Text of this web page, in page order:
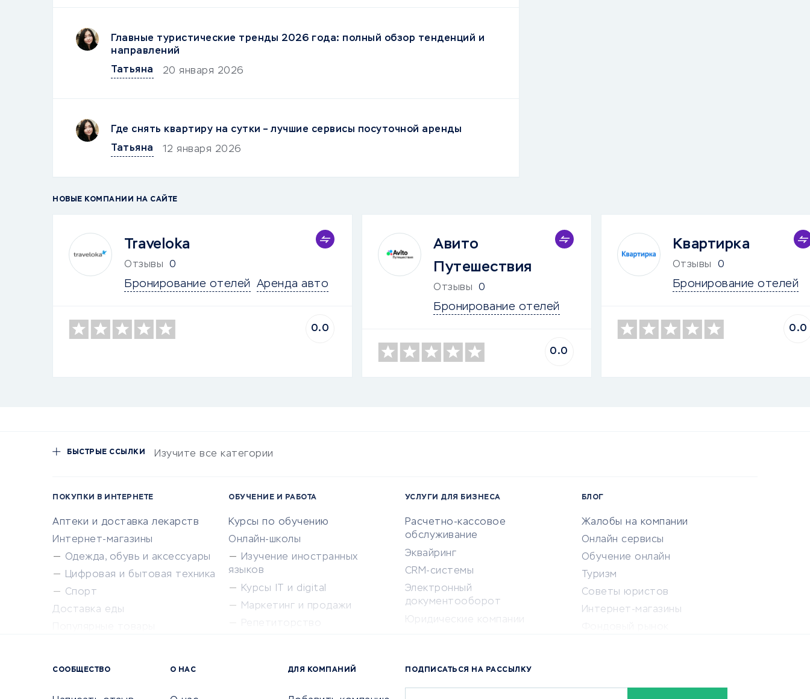
Главные туристические тренды 2026 года: полный обзор тенденций и
направлений
Татьяна
20 января 2026
Где снять квартиру на сутки – лучшие сервисы посуточной аренды
Татьяна
12 января 2026
НОВЫЕ КОМПАНИИ НА САЙТЕ
Traveloka
Отзывы 0
Бронирование отелей Аренда авто
0.0
Авито
Путешествия
Отзывы 0
Бронирование отелей
0.0
Квартирка
Отзывы 0
Бронирование отелей
0.0
БЫСТРЫЕ ССЫЛКИ Изучите все категории
ПОКУПКИ В ИНТЕРНЕТЕ
Аптеки и доставка лекарств
Интернет-магазины
Одежда, обувь и аксессуары
Цифровая и бытовая техника
Спорт
Доставка еды
ОБУЧЕНИЕ И РАБОТА
Курсы по обучению
Онлайн-школы
Изучение иностранных
языков
Курсы IT и digital
Маркетинг и продажи
Сетевой маркетинг
УСЛУГИ ДЛЯ БИЗНЕСА
Расчетно-кассовое
обслуживание
Эквайринг
CRM-системы
Электронный
документооборот
Юридические компании
Бухгалтерия онлайн
Онлайн-кассы
БЛОГ
Жалобы на компании
Онлайн сервисы
Обучение онлайн
Туризм
Советы юристов
Интернет-магазины
СООБЩЕСТВО О НАС ДЛЯ КОМПАНИЙ ПОДПИСАТЬСЯ НА РАССЫЛКУ